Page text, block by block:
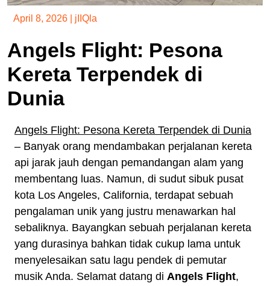
April 8, 2026 jIIQla
Angels Flight: Pesona
Kereta Terpendek di
Dunia
Angels Flight: Pesona Kereta Terpendek di Dunia
– Banyak orang mendambakan perjalanan kereta
api jarak jauh dengan pemandangan alam yang
membentang luas. Namun, di sudut sibuk pusat
kota Los Angeles, California, terdapat sebuah
pengalaman unik yang justru menawarkan hal
sebaliknya. Bayangkan sebuah perjalanan kereta
yang durasinya bahkan tidak cukup lama untuk
menyelesaikan satu lagu pendek di pemutar
musik Anda. Selamat datang di Angels Flight,